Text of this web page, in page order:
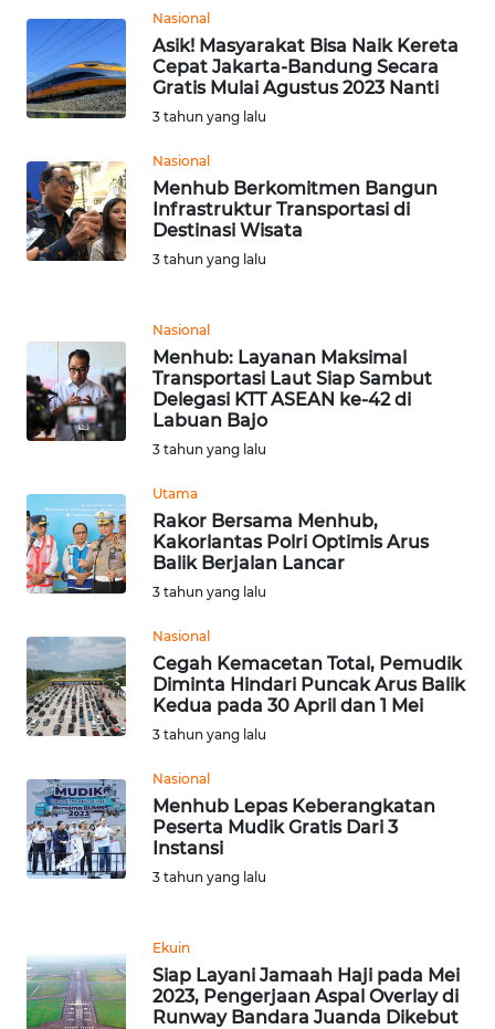
Nasional
Asik! Masyarakat Bisa Naik Kereta
Cepat Jakarta-Bandung Secara
Gratis Mulai Agustus 2023 Nanti
3 tahun yang lalu
Nasional
Menhub Berkomitmen Bangun
Infrastruktur Transportasi di
Destinasi Wisata
3 tahun yang lalu
Nasional
Menhub: Layanan Maksimal
Transportasi Laut Siap Sambut
Delegasi KTT ASEAN ke-42 di
Labuan Bajo
3 tahun yang lalu
Utama
Rakor Bersama Menhub,
Kakorlantas Polri Optimis Arus
Balik Berjalan Lancar
3 tahun yang lalu
Nasional
Cegah Kemacetan Total, Pemudik
Diminta Hindari Puncak Arus Balik
Kedua pada 30 April dan 1 Mei
3 tahun yang lalu
Nasional
Menhub Lepas Keberangkatan
Peserta Mudik Gratis Dari 3
Instansi
3 tahun yang lalu
Ekuin
Siap Layani Jamaah Haji pada Mei
2023, Pengerjaan Aspal Overlay di
Runway Bandara Juanda Dikebut
WN
SIMALUNGUN
LABUHANBATU
WN
TAPANULI
WN DELI
SERDANG
WN
TEBING
WN
PAKPAK
WN
BEKASI
BOGOR
WN
DEPOK
TAPANULI
UTARA